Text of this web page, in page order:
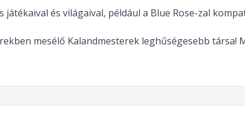
játékaival és világaival, például a Blue Rose-zal
mesélő Kalandmesterek leghűségesebb